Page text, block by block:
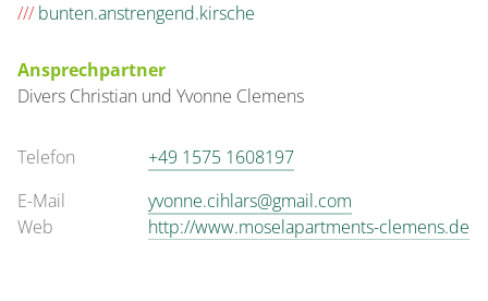
/// bunten.anstrengend.kirsche
Ansprechpartner
Divers Christian und Yvonne Clemens
Telefon
+49 1575 1608197
E-Mail
yvonne.cihlars@gmail.com
Web
http://www.moselapartments-clemens.de